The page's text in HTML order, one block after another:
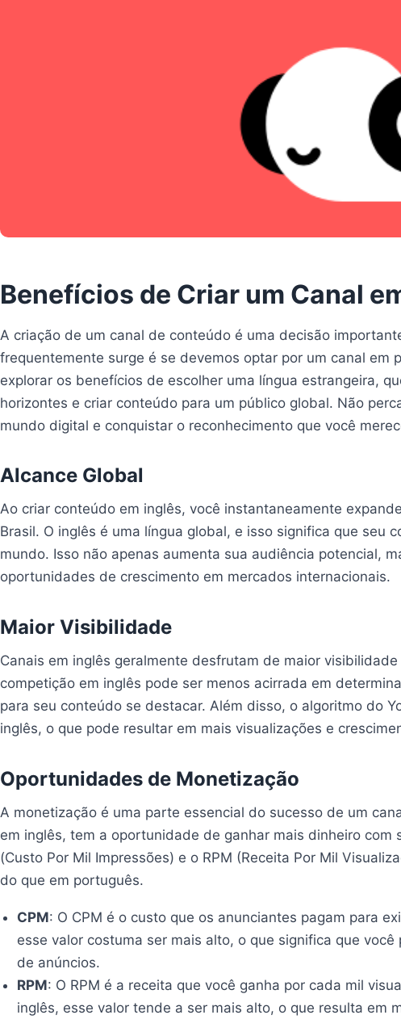
Benefícios de Criar um Canal
A criação de um canal de conteúdo é uma decisão
frequentemente surge é se devemos optar por um canal em
explorar os benefícios de escolher uma língua estrangeira,
horizontes e criar conteúdo para um público global. Não
mundo digital e conquistar o reconhecimento que você
Alcance Global
Ao criar conteúdo em inglês, você instantaneamente
Brasil. O inglês é uma língua global, e isso significa que seu
mundo. Isso não apenas aumenta sua audiência potencial,
oportunidades de crescimento em mercados internacionais.
Maior Visibilidade
Canais em inglês geralmente desfrutam de maior
competição em inglês pode ser menos acirrada em
para seu conteúdo se destacar. Além disso, o algoritmo do
inglês, o que pode resultar em mais visualizações e
Oportunidades de Monetização
A monetização é uma parte essencial do sucesso de um
em inglês, tem a oportunidade de ganhar mais dinheiro com
(Custo Por Mil Impressões) e o RPM (Receita Por Mil
do que em português.
CPM: O CPM é o custo que os anunciantes pagam para
esse valor costuma ser mais alto, o que significa que
de anúncios.
RPM: O RPM é a receita que você ganha por cada mil
inglês, esse valor tende a ser mais alto, o que resulta em